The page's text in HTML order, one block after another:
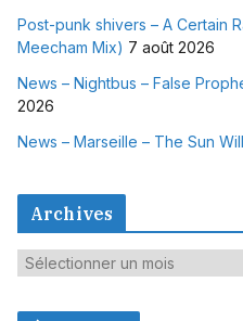
Post-punk shivers – A Certain
Meecham Mix) 7 août 2026
News – Nightbus – False
2026
News – Marseille – The Sun
Archives
A
c